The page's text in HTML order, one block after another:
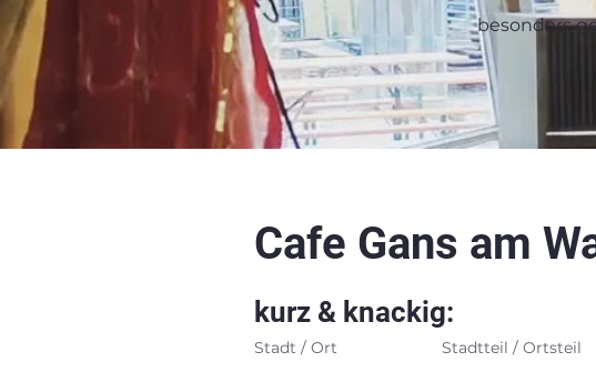
besonders
Cafe Gans am
kurz & knackig:
Stadt / Ort Stadtteil / Ortsteil